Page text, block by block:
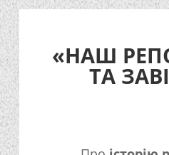
«НАШ
ТА